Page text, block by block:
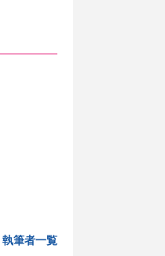
執筆者一覧